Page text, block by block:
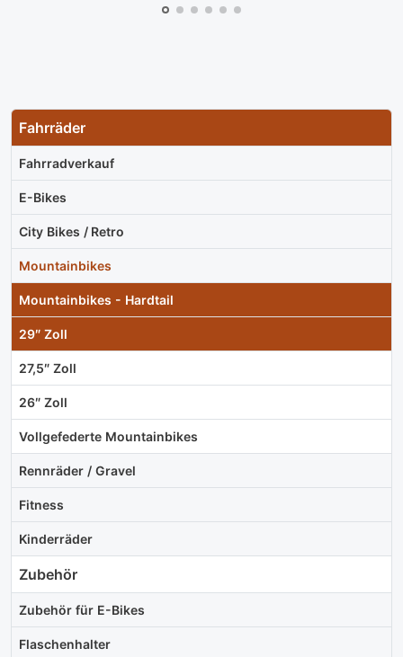
Fahrräder
Fahrradverkauf
E-Bikes
City Bikes / Retro
Mountainbikes
Mountainbikes - Hardtail
29″ Zoll
27,5″ Zoll
26″ Zoll
Vollgefederte Mountainbikes
Rennräder / Gravel
Fitness
Kinderräder
Zubehör
Zubehör für E-Bikes
Flaschenhalter